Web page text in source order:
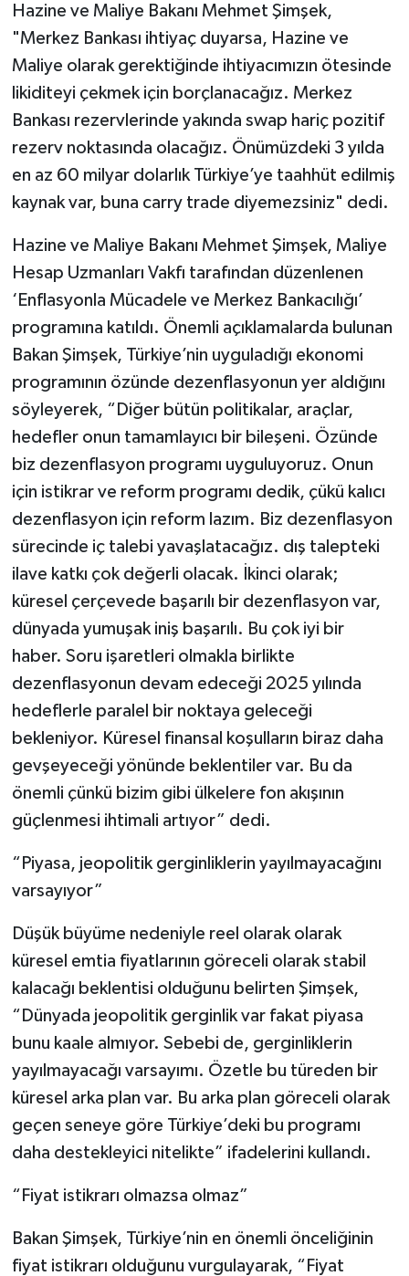
Hazine ve Maliye Bakanı Mehmet Şimşek,
"Merkez Bankası ihtiyaç duyarsa, Hazine ve
Maliye olarak gerektiğinde ihtiyacımızın ötesinde
likiditeyi çekmek için borçlanacağız. Merkez
Bankası rezervlerinde yakında swap hariç pozitif
rezerv noktasında olacağız. Önümüzdeki 3 yılda
en az 60 milyar dolarlık Türkiye’ye taahhüt edilmiş
kaynak var, buna carry trade diyemezsiniz" dedi.
Hazine ve Maliye Bakanı Mehmet Şimşek, Maliye
Hesap Uzmanları Vakfı tarafından düzenlenen
‘Enflasyonla Mücadele ve Merkez Bankacılığı’
programına katıldı. Önemli açıklamalarda bulunan
Bakan Şimşek, Türkiye’nin uyguladığı ekonomi
programının özünde dezenflasyonun yer aldığını
söyleyerek, “Diğer bütün politikalar, araçlar,
hedefler onun tamamlayıcı bir bileşeni. Özünde
biz dezenflasyon programı uyguluyoruz. Onun
için istikrar ve reform programı dedik, çükü kalıcı
dezenflasyon için reform lazım. Biz dezenflasyon
sürecinde iç talebi yavaşlatacağız. dış talepteki
ilave katkı çok değerli olacak. İkinci olarak;
küresel çerçevede başarılı bir dezenflasyon var,
dünyada yumuşak iniş başarılı. Bu çok iyi bir
haber. Soru işaretleri olmakla birlikte
dezenflasyonun devam edeceği 2025 yılında
hedeflerle paralel bir noktaya geleceği
bekleniyor. Küresel finansal koşulların biraz daha
gevşeyeceği yönünde beklentiler var. Bu da
önemli çünkü bizim gibi ülkelere fon akışının
güçlenmesi ihtimali artıyor” dedi.
“Piyasa, jeopolitik gerginliklerin yayılmayacağını
varsayıyor”
Düşük büyüme nedeniyle reel olarak olarak
küresel emtia fiyatlarının göreceli olarak stabil
kalacağı beklentisi olduğunu belirten Şimşek,
“Dünyada jeopolitik gerginlik var fakat piyasa
bunu kaale almıyor. Sebebi de, gerginliklerin
yayılmayacağı varsayımı. Özetle bu türeden bir
küresel arka plan var. Bu arka plan göreceli olarak
geçen seneye göre Türkiye’deki bu programı
daha destekleyici nitelikte” ifadelerini kullandı.
“Fiyat istikrarı olmazsa olmaz”
Bakan Şimşek, Türkiye’nin en önemli önceliğinin
fiyat istikrarı olduğunu vurgulayarak, “Fiyat